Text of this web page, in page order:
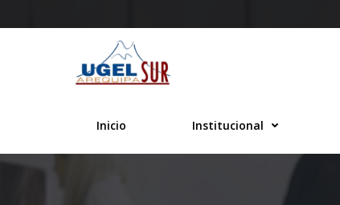
al
Inicio Institucional